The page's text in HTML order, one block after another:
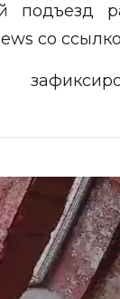
подъезд
со